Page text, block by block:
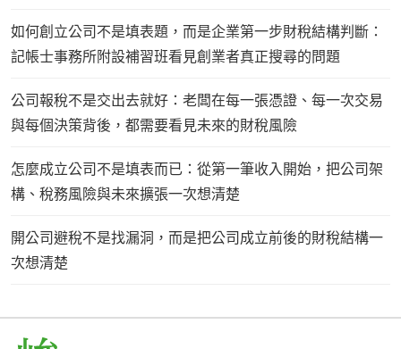
如何創立公司不是填表題，而是企業第一步財稅結構判斷：
記帳士事務所附設補習班看見創業者真正搜尋的問題
公司報稅不是交出去就好：老闆在每一張憑證、每一次交易
與每個決策背後，都需要看見未來的財稅風險
怎麼成立公司不是填表而已：從第一筆收入開始，把公司架
構、稅務風險與未來擴張一次想清楚
開公司避稅不是找漏洞，而是把公司成立前後的財稅結構一
次想清楚